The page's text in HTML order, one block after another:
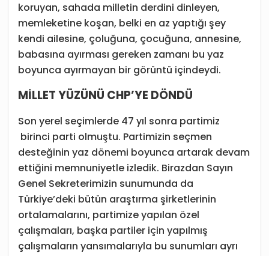
koruyan, sahada milletin derdini dinleyen,
memleketine koşan, belki en az yaptığı şey
kendi ailesine, çoluğuna, çocuğuna, annesine,
babasına ayırması gereken zamanı bu yaz
boyunca ayırmayan bir görüntü içindeydi.
MİLLET YÜZÜNÜ CHP’YE DÖNDÜ
Son yerel seçimlerde 47 yıl sonra partimiz
birinci parti olmuştu. Partimizin seçmen
desteğinin yaz dönemi boyunca artarak devam
ettiğini memnuniyetle izledik. Birazdan Sayın
Genel Sekreterimizin sunumunda da
Türkiye’deki bütün araştırma şirketlerinin
ortalamalarını, partimize yapılan özel
çalışmaları, başka partiler için yapılmış
çalışmaların yansımalarıyla bu sunumları ayrı